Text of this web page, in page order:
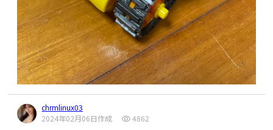
chrmlinux03
2024年02月06日作成
4862